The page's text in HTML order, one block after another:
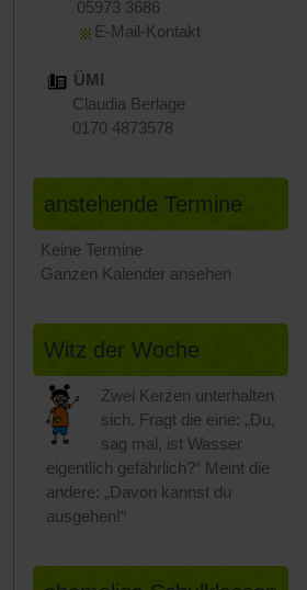
05973 3686
E-Mail-Kontakt
ÜMI
Claudia Berlage
0170 4873578
anstehende Termine
Keine Termine
Ganzen Kalender ansehen
Witz der Woche
Zwei Kerzen unterhalten
sich. Fragt die eine: „Du,
sag mal, ist Wasser
eigentlich gefährlich?“ Meint die
andere: „Davon kannst du
ausgehen!“